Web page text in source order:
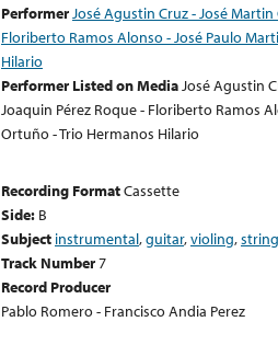
PerformerJosé Agustin Cruz - José
Floriberto Ramos Alonso - José Paulo
Hilario
Performer Listed on MediaJosé Agustin
Joaquin Pérez Roque - Floriberto Ramos
Ortuño - Trio Hermanos Hilario
Recording FormatCassette
Side: B
Subject instrumental,guitar,violing,
Track Number7
Record Producer
Pablo Romero - Francisco Andia Perez